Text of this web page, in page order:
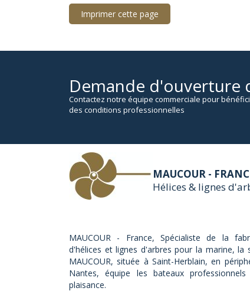
Demande d'ouverture
Contactez notre équipe commerciale pour
des conditions professionnelles
MAUCOUR -
Hélices & lignes
MAUCOUR - France, Spécialiste de la
d'hélices et lignes d'arbres pour la marine, la
MAUCOUR, située à Saint-Herblain, en
Nantes, équipe les bateaux
plaisance.